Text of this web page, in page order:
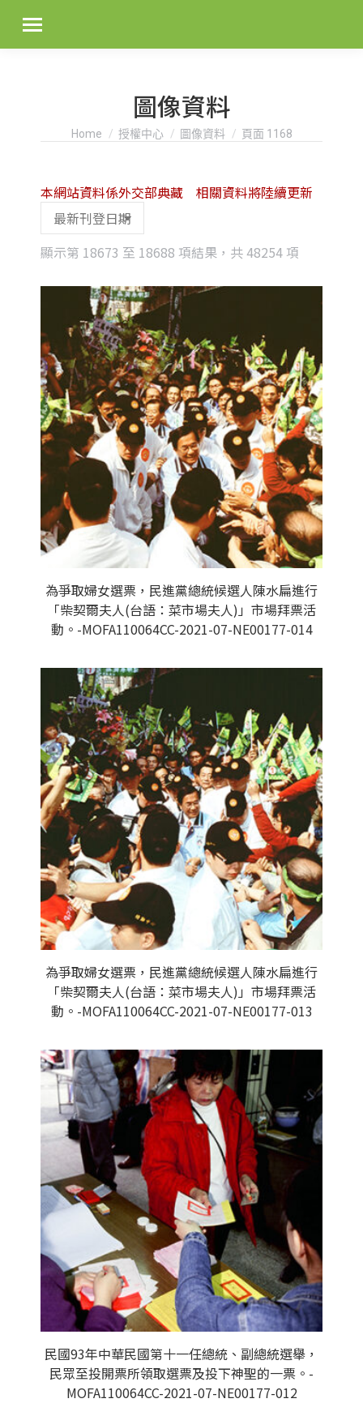
圖像資料
You are here:
Home 授權中心 圖像資料 頁面 1168
顯示第 18673 至 18688 項結果，共 48254 項
latest
本網站資料係外交部典藏 相關資料將陸續更新
為爭取婦女選票，民進黨總統候選人陳水扁進行
「柴契爾夫人(台語：菜市場夫人)」市場拜票活
動。-MOFA110064CC-2021-07-NE00177-014
為爭取婦女選票，民進黨總統候選人陳水扁進行
「柴契爾夫人(台語：菜市場夫人)」市場拜票活
動。-MOFA110064CC-2021-07-NE00177-013
民國93年中華民國第十一任總統、副總統選舉，
民眾至投開票所領取選票及投下神聖的一票。-
MOFA110064CC-2021-07-NE00177-012